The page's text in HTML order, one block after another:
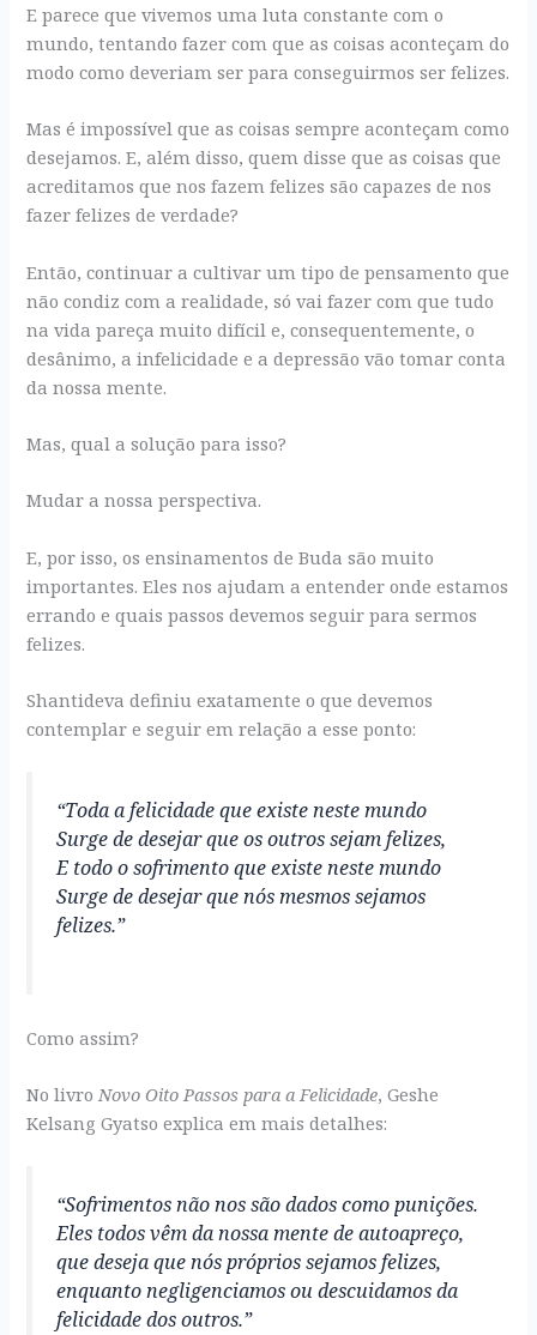
E parece que vivemos uma luta constante com o
mundo, tentando fazer com que as coisas aconteçam do
modo como deveriam ser para conseguirmos ser felizes.
Mas é impossível que as coisas sempre aconteçam como
desejamos. E, além disso, quem disse que as coisas que
acreditamos que nos fazem felizes são capazes de nos
fazer felizes de verdade?
Então, continuar a cultivar um tipo de pensamento que
não condiz com a realidade, só vai fazer com que tudo
na vida pareça muito difícil e, consequentemente, o
desânimo, a infelicidade e a depressão vão tomar conta
da nossa mente.
Mas, qual a solução para isso?
Mudar a nossa perspectiva.
E, por isso, os ensinamentos de Buda são muito
importantes. Eles nos ajudam a entender onde estamos
errando e quais passos devemos seguir para sermos
felizes.
Shantideva definiu exatamente o que devemos
contemplar e seguir em relação a esse ponto:
“Toda a felicidade que existe neste mundo
Surge de desejar que os outros sejam felizes,
E todo o sofrimento que existe neste mundo
Surge de desejar que nós mesmos sejamos
felizes.”
Como assim?
No livroNovo Oito Passos para a Felicidade, Geshe
Kelsang Gyatso explica em mais detalhes:
“Sofrimentos não nos são dados como punições.
Eles todos vêm da nossa mente de autoapreço,
que deseja que nós próprios sejamos felizes,
enquanto negligenciamos ou descuidamos da
felicidade dos outros.”